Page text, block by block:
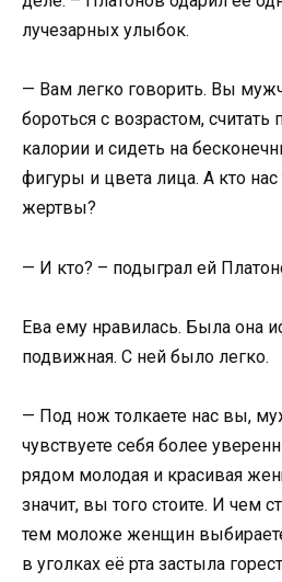
лучезарных улыбок.
— Вам легко говорить. Вы
бороться с возрастом,
калории и сидеть на
фигуры и цвета лица. А кто нас
жертвы?
— И кто? – подыграл ей
Ева ему нравилась. Была она
подвижная. С ней было легко.
— Под нож толкаете нас вы,
чувствуете себя более
рядом молодая и красивая
значит, вы того стоите. И чем
тем моложе женщин
в уголках её рта застыла